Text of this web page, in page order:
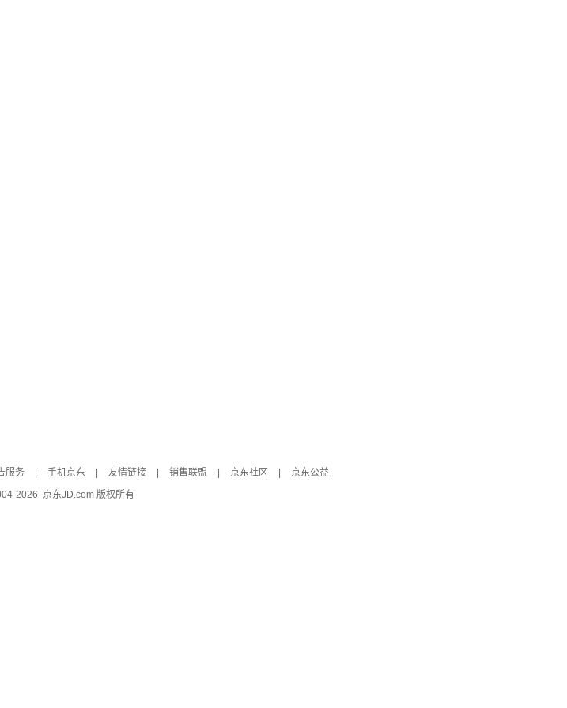
服务 手机京东 友情链接 销售联盟 京东社区
京东公益
2026 京东JD.com 版权所有